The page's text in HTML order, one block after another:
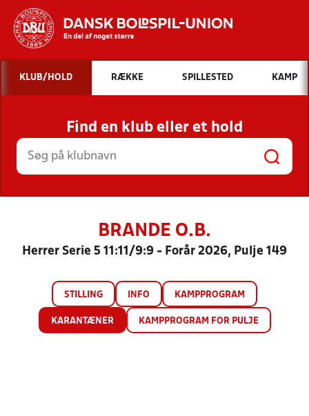
Hvad vil du søge efter?
INDHOLD OG NYHEDER
STILLINGER, RESULTATER, KLUBBER OG
HOLD
KLUB/HOLD RÆKKE SPILLESTED KAMP
Find en klub eller et hold
BRANDE O.B.
Herrer Serie 5 11:11/9:9 - Forår 2026, Pulje 149
STILLING INFO KAMPPROGRAM
KARANTÆNER KAMPPROGRAM FOR PULJE